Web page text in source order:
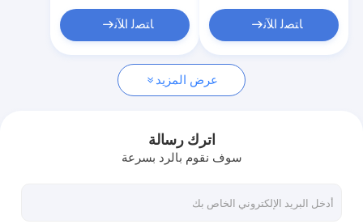
الحالات
منزلقات قابلة للنفخ
منزلقات مائية قابلة للنفخ
ﺎﺘﺼﻟ ﺍﻶﻧ ﺎﺘﺼﻟ ﺍﻶﻧ
عرض المزيد
اترك رسالة
سوف نقوم بالرد بسرعة